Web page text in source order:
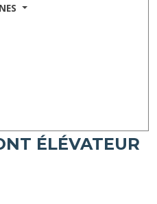
ÉLÉVATEUR